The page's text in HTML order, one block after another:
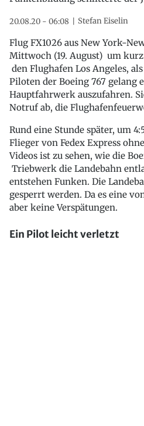
20.08.20 - 06:08 Stefan Eiselin
Flug FX1026 aus New York-
Mittwoch (19. August) um
den Flughafen Los Angeles,
Piloten der Boeing 767 gelang
Hauptfahrwerk auszufahren.
Notruf ab, die
Rund eine Stunde später, um
Flieger von Fedex Express
Videos ist zu sehen, wie die
Triebwerk die Landebahn
entstehen Funken. Die
gesperrt werden. Da es eine
aber keine Verspätungen.
Ein Pilot leicht verletzt